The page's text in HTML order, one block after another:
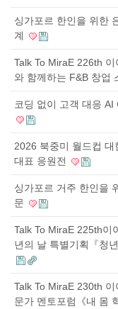
싱가포르 한인을 위한
계
Talk To MiraE 226th
와 함께하는 F&B 창업
코딩 없이 고객 대응 AI
2026 북중미 월드컵 대
대표 응원전
싱가포르 거주 한인을
문
Talk To MiraE 225th이
년의 날 특별기획『청
Talk To MiraE 230th 이
문가 멘토포럼《내 몸